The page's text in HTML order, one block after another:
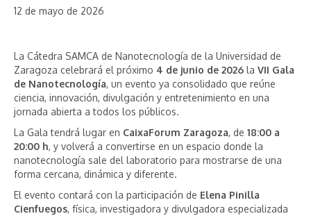
12 de mayo de 2026
La Cátedra SAMCA de Nanotecnología de la Universidad de
Zaragoza celebrará el próximo 4 de junio de 2026 la VII Gala
de Nanotecnología, un evento ya consolidado que reúne
ciencia, innovación, divulgación y entretenimiento en una
jornada abierta a todos los públicos.
La Gala tendrá lugar en CaixaForum Zaragoza, de 18:00 a
20:00 h, y volverá a convertirse en un espacio donde la
nanotecnología sale del laboratorio para mostrarse de una
forma cercana, dinámica y diferente.
El evento contará con la participación de Elena Pinilla
Cienfuegos, física, investigadora y divulgadora especializada